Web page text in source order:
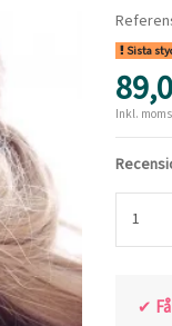
Sista
Inkl. moms
✔